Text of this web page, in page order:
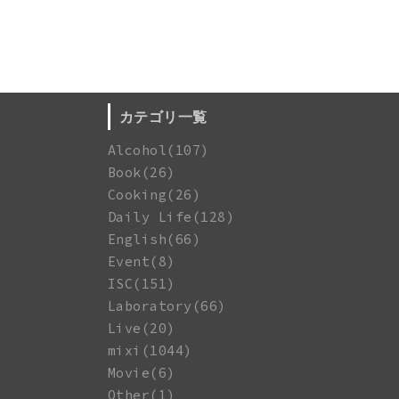
カテゴリ一覧
Alcohol(107)
Book(26)
Cooking(26)
Daily Life(128)
English(66)
Event(8)
ISC(151)
Laboratory(66)
Live(20)
mixi(1044)
Movie(6)
Other(1)